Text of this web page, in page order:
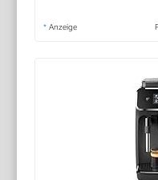
* Anzeige